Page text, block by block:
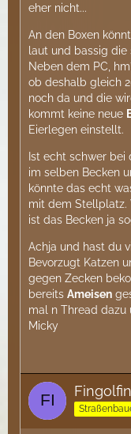
eher nicht...
An den Boxen
laut und bassig
Neben dem PC,
ob deshalb gleich
noch da und die
kommt keine neue
Eierlegen einstellt.
Ist echt schwer
im selben Becken
könnte das echt
mit dem Stellplatz.
ist das Becken ja
Achja und hast du
Bevorzugt Katzen
gegen Zecken
bereits Ameisen
mal n Thread dazu
Micky
Fingolfin